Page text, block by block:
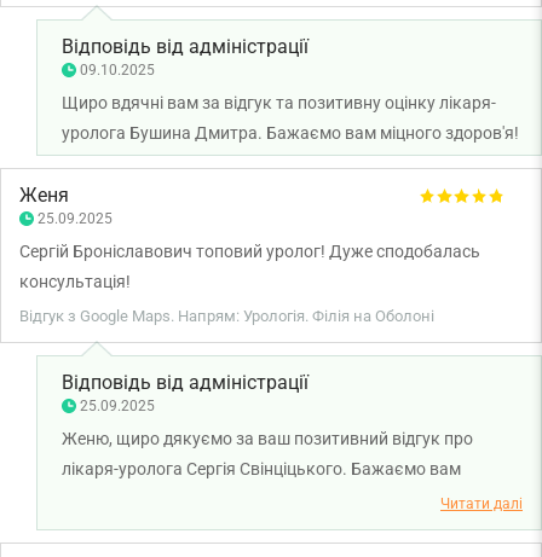
Відповідь від адміністрації
09.10.2025
Щиро вдячні вам за відгук та позитивну оцінку лікаря-
уролога Бушина Дмитра. Бажаємо вам міцного здоров'я!
Женя
25.09.2025
Сергій Броніславович топовий уролог! Дуже сподобалась
консультація!
Відгук з Google Maps. Напрям: Урологія. Філія на Оболоні
Відповідь від адміністрації
25.09.2025
Женю, щиро дякуємо за ваш позитивний відгук про
лікаря-уролога Сергія Свінціцького. Бажаємо вам
Читати далі